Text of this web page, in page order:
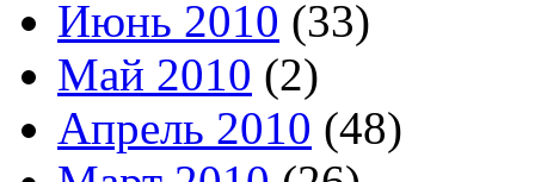
Июнь 2010 (33)
Май 2010 (2)
Апрель 2010 (48)